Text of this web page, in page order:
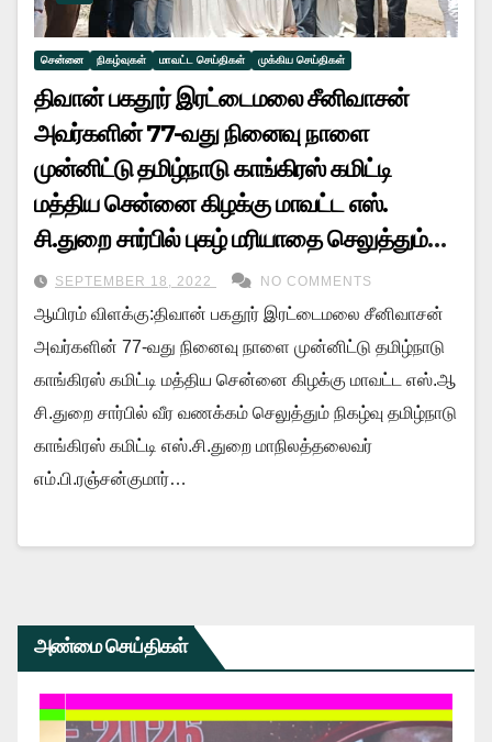
சென்னை நிகழ்வுகள் மாவட்ட செய்திகள் முக்கிய செய்திகள்
திவான் பகதூர் இரட்டைமலை சீனிவாசன்
அவர்களின் 77-வது நினைவு நாளை
முன்னிட்டு தமிழ்நாடு காங்கிரஸ் கமிட்டி
மத்திய சென்னை கிழக்கு மாவட்ட எஸ்.
சி.துறை சார்பில் புகழ் மரியாதை செலுத்தும்
நிகழ்வு!
SEPTEMBER 18, 2022 NO COMMENTS
ஆயிரம் விளக்கு:திவான் பகதூர் இரட்டைமலை சீனிவாசன்
அவர்களின் 77-வது நினைவு நாளை முன்னிட்டு தமிழ்நாடு
காங்கிரஸ் கமிட்டி மத்திய சென்னை கிழக்கு மாவட்ட எஸ்.ஆ
சி.துறை சார்பில் வீர வணக்கம் செலுத்தும் நிகழ்வு தமிழ்நாடு
காங்கிரஸ் கமிட்டி எஸ்.சி.துறை மாநிலத்தலைவர்
எம்.பி.ரஞ்சன்குமார்…
அண்மை செய்திகள்